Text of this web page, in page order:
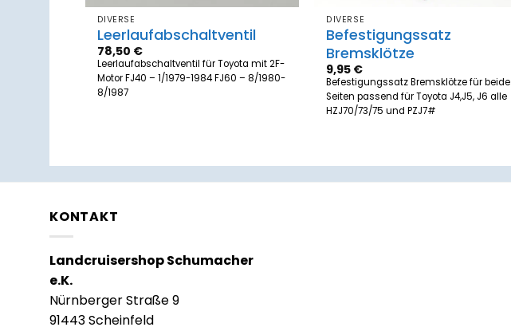
DIVERSE
Leerlaufabschaltventil
78,50 €
Leerlaufabschaltventil für Toyota mit 2F-
Motor FJ40 – 1/1979-1984 FJ60 – 8/1980-
8/1987
DIVERSE
Befestigungssatz
Bremsklötze
9,95 €
Befestigungssatz Bremsklötze für beide
Seiten passend für Toyota J4,J5, J6 alle
HZJ70/73/75 und PZJ7#
KONTAKT
Landcruisershop Schumacher
e.K.
Nürnberger Straße 9
91443 Scheinfeld